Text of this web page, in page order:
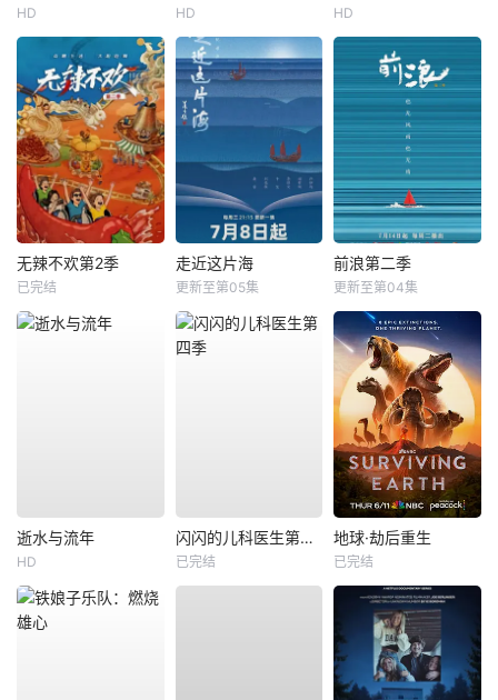
HD HD HD
无辣不欢第2季
已完结
走近这片海
更新至第05集
前浪第二季
更新至第04集
逝水与流年
HD
闪闪的儿科医生第四季
已完结
地球·劫后重生
已完结